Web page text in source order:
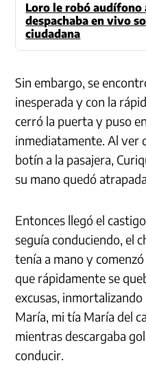
Loro le robó audífono
despachaba en vivo
ciudadana
Sin embargo, se
inesperada y con la
cerró la puerta y puso
inmediatamente. Al ver
botín a la pasajera,
su mano quedó
Entonces llegó el
seguía conduciendo, el
tenía a mano y
que rápidamente se
excusas,
María, mi tía María del
mientras descargaba
conducir.